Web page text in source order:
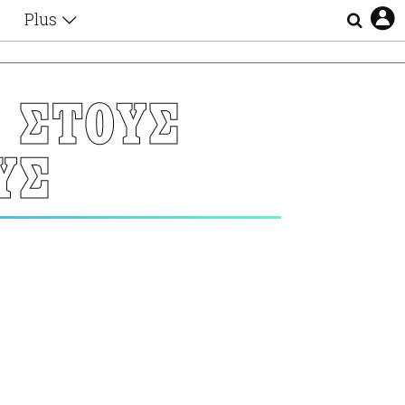
Plus
Αφιερώματα
Ζώδια
Εξομολογήσεις
Blogs
Οι Αθηναίοι
Απώλειες